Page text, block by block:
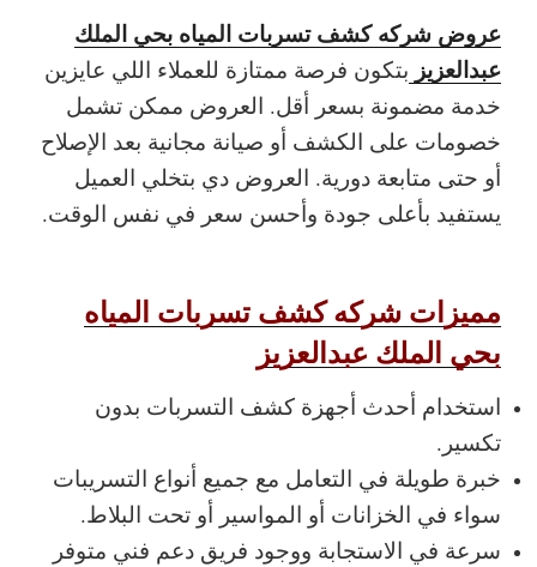
عروض شركه كشف تسربات المياه بحي الملك
عبدالعزيز بتكون فرصة ممتازة للعملاء اللي عايزين
خدمة مضمونة بسعر أقل. العروض ممكن تشمل
خصومات على الكشف أو صيانة مجانية بعد الإصلاح
أو حتى متابعة دورية. العروض دي بتخلي العميل
يستفيد بأعلى جودة وأحسن سعر في نفس الوقت.
مميزات شركه كشف تسربات المياه
بحي الملك عبدالعزيز
استخدام أحدث أجهزة كشف التسربات بدون
تكسير.
خبرة طويلة في التعامل مع جميع أنواع التسريبات
سواء في الخزانات أو المواسير أو تحت البلاط.
سرعة في الاستجابة ووجود فريق دعم فني متوفر